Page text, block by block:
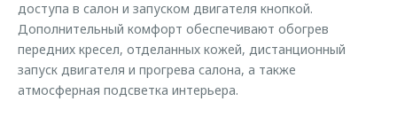
доступа в салон и запуском двигателя кнопкой.
Дополнительный комфорт обеспечивают обогрев
передних кресел, отделанных кожей, дистанционный
запуск двигателя и прогрева салона, а также
атмосферная подсветка интерьера.